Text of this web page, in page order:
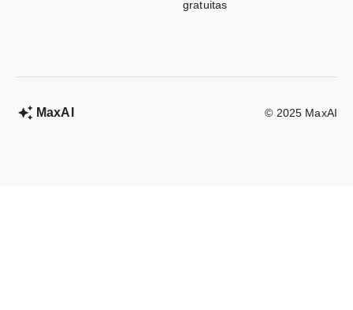
gratuitas
MaxAI © 2025 MaxAI